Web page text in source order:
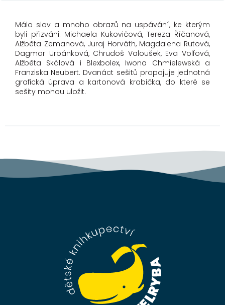
Málo slov a mnoho obrazů na uspávání, ke kterým
byli přizváni: Michaela Kukovičová, Tereza Říčanová,
Alžběta Zemanová, Juraj Horváth, Magdalena Rutová,
Dagmar Urbánková, Chrudoš Valoušek, Eva Volfová,
Alžběta Skálová i Blexbolex, Iwona Chmielewská a
Franziska Neubert. Dvanáct sešitů propojuje jednotná
grafická úprava a kartonová krabička, do které se
sešity mohou uložit.